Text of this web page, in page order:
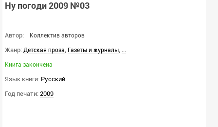
Ну погоди 2009 №03
Автор: Коллектив авторов
Жанр: Детская проза, Газеты и журналы, ...
Книга закончена
Язык книги: Русский
Год печати: 2009